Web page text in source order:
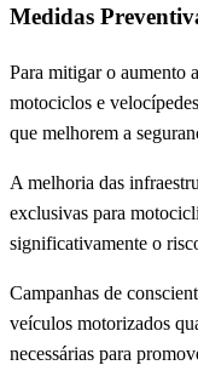
Medidas
Para mitigar o aumento
motociclos e
que melhorem a
A melhoria das
exclusivas para
significativamente o
Campanhas de
veículos motorizados
necessárias para